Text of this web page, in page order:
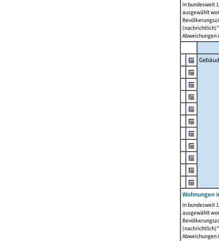
In bundesweit
ausgewählt
Abweichungen
Wohnungen
In bundesweit
ausgewählt
Abweichungen